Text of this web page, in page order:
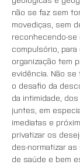
não se faz sem
movediças, sem
reconhecendo-se
compulsório, para
organização tem
evidência. Não
o desafio da
da intimidade,
juntes, em
imediatas e
privatizar os
des-normatizar
de saúde e bem